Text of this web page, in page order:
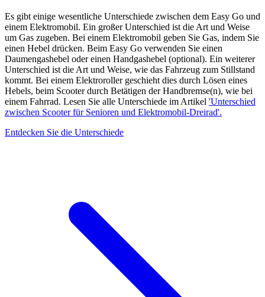
Es gibt einige wesentliche Unterschiede zwischen dem Easy Go und
einem Elektromobil. Ein großer Unterschied ist die Art und Weise
um Gas zugeben. Bei einem Elektromobil geben Sie Gas, indem Sie
einen Hebel drücken. Beim Easy Go verwenden Sie einen
Daumengashebel oder einen Handgashebel (optional). Ein weiterer
Unterschied ist die Art und Weise, wie das Fahrzeug zum Stillstand
kommt. Bei einem Elektroroller geschieht dies durch Lösen eines
Hebels, beim Scooter durch Betätigen der Handbremse(n), wie bei
einem Fahrrad. Lesen Sie alle Unterschiede im Artikel 'Unterschied
zwischen Scooter für Senioren und Elektromobil-Dreirad'.
Entdecken Sie die Unterschiede